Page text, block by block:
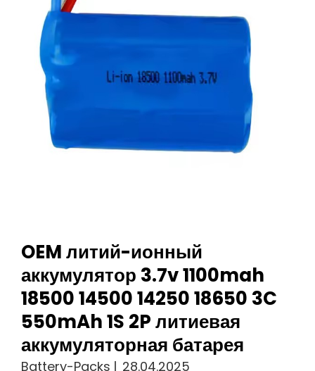
8S3P
15000mah
Аккумулятор
OEM литий-ионный
аккумулятор 3.7v 1100mah
18500 14500 14250 18650 3C
550mAh 1S 2P литиевая
аккумуляторная батарея
Battery-Packs 28.04.2025